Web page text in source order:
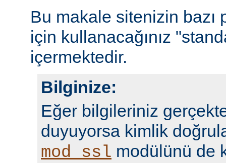
Bu makale sitenizin bazı
için kullanacağınız
içermektedir.
Bilginize:
Eğer bilgileriniz
duyuyorsa kimlik
mod_ssl modülünü de